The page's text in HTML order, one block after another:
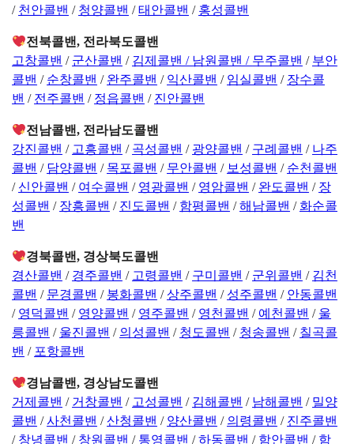
/ 천안콜밴 / 청양콜밴 /태안콜밴 / 홍성콜밴
전북콜밴, 전라북도콜밴
고창콜밴 / 군산콜밴 / 김제콜밴 / 남원콜밴 / 무주콜밴 / 부안
콜밴 / 순창콜밴 / 완주콜밴 / 익산콜밴 / 임실콜밴 / 장수콜
밴 / 전주콜밴 / 정읍콜밴 / 진안콜밴
전남콜밴, 전라남도콜밴
강진콜밴 / 고흥콜밴 / 곡성콜밴 / 광양콜밴 / 구례콜밴 / 나주
콜밴 / 담양콜밴 / 목포콜밴 / 무안콜밴 / 보성콜밴 / 순천콜밴
/ 신안콜밴 / 여수콜밴 / 영광콜밴 / 영암콜밴 / 완도콜밴 / 장
성콜밴 / 장흥콜밴 / 진도콜밴 / 함평콜밴 /해남콜밴 / 화순콜
밴
경북콜밴, 경상북도콜밴
경산콜밴 / 경주콜밴 / 고령콜밴 / 구미콜밴 / 군위콜밴 / 김천
콜밴 / 문경콜밴 / 봉화콜밴 /상주콜밴 / 성주콜밴 / 안동콜밴
/ 영덕콜밴 / 영양콜밴 / 영주콜밴 / 영천콜밴 / 예천콜밴 / 울
릉콜밴 / 울진콜밴 / 의성콜밴 / 청도콜밴 / 청송콜밴 / 칠곡콜
밴 / 포항콜밴
경남콜밴, 경상남도콜밴
거제콜밴 / 거창콜밴 / 고성콜밴 / 김해콜밴 / 남해콜밴 / 밀양
콜밴 /사천콜밴 /산청콜밴 / 양산콜밴 / 의령콜밴 / 진주콜밴
/ 창녕콜밴 / 창원콜밴 / 통영콜밴 /하동콜밴 / 함안콜밴 / 함